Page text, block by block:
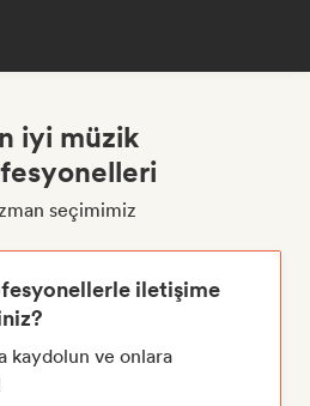
iyi müzik
seçimimiz
iletişime
kaydolun ve onlara